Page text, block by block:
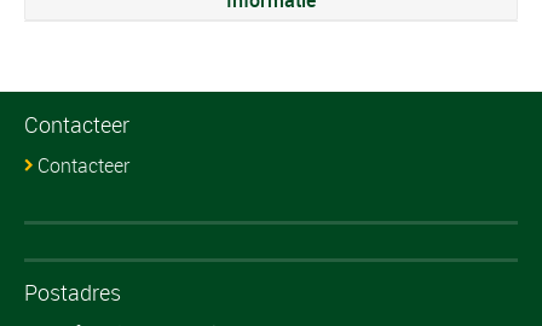
Contacteer
Contacteer
Postadres